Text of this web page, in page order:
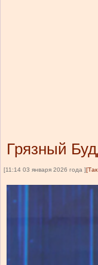
Грязный
[11:14 03 января 2026 года ]